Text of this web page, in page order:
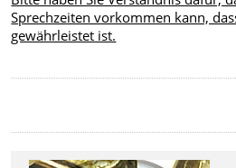
Sprechzeiten vorkommen kann,
gewährleistet ist.